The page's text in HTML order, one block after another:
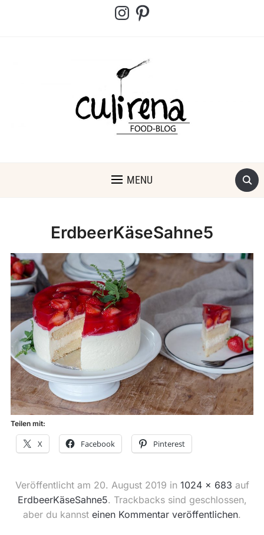
InstagramPinterest
MENU
ErdbeerKäseSahne5
Teilen mit:
X Facebook Pinterest
Veröffentlicht am 20. August 2019 in 1024 × 683 auf
ErdbeerKäseSahne5. Trackbacks sind geschlossen,
aber du kannst einen Kommentar veröffentlichen.